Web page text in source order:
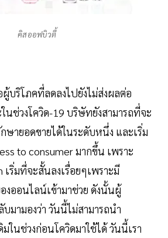
คิสออฟบิวตี้
ผู้บริโภคที่ลดลงไปยังไม่ส่งผลต่อ
นช่วงโควิด-19 บริษัทยังสามารถที่จะ
ษายอดขายได้ในระดับหนึ่ง และเริ่ม
to consumer มากขึ้น เพราะ
ริ่มที่จะสั้นลงเรื่อยๆเพราะมี
งออนไลน์เข้ามาช่วย ดังนั้นผู้
มามองว่า วันนี้ไม่สามารถนำ
ในช่วงก่อนโควิดมาใช้ได้ วันนี้เรา